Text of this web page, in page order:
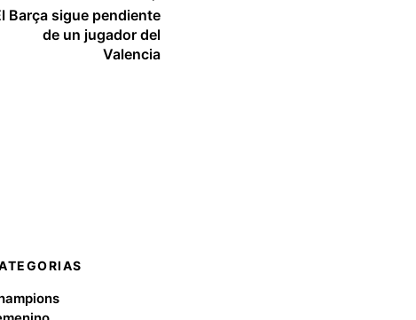
Barça sigue pendiente
de un jugador del
Valencia